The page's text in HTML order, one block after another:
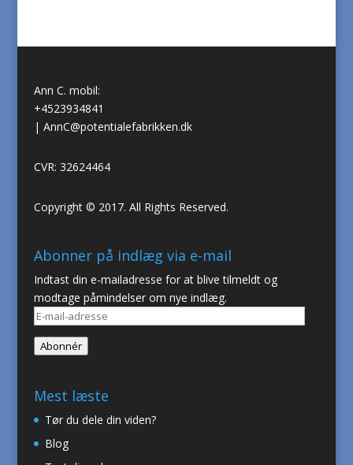
Ann C. mobil:
+4523934841
| AnnC@potentialefabrikken.dk
CVR: 32624464
Copyright © 2017. All Rights Reserved.
Abonner på indlæg via e-mail
Indtast din e-mailadresse for at blive tilmeldt og
modtage påmindelser om nye indlæg.
E-
mail-
adresse
Abonnér
Mest læste
Tør du dele din viden?
Blog